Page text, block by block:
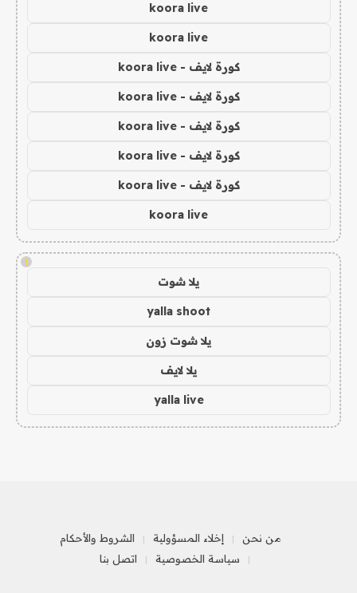
koora live
koora live
كورة لايف - koora live
كورة لايف - koora live
كورة لايف - koora live
كورة لايف - koora live
كورة لايف - koora live
koora live
!
يلا شوت
yalla shoot
يلا شوت زون
يلا لايف
yalla live
من نحن إخلاء المسؤولية
الشروط والأحكام
سياسة الخصوصية
اتصل بنا